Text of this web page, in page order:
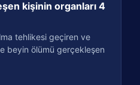
kişinin organları 4
tehlikesi geçiren ve
beyin ölümü gerçekleşen